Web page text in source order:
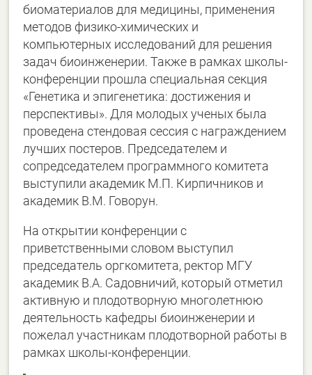
биоматериалов для медицины, применения
методов физико-химических и
компьютерных исследований для решения
задач биоинженерии. Также в рамках школы-
конференции прошла специальная секция
«Генетика и эпигенетика: достижения и
перспективы». Для молодых ученых была
проведена стендовая сессия с награждением
лучших постеров. Председателем и
сопредседателем программного комитета
выступили академик М.П. Кирпичников и
академик В.М. Говорун.
На открытии конференции с
приветственными словом выступил
председатель оргкомитета, ректор МГУ
академик В.А. Садовничий, который отметил
активную и плодотворную многолетнюю
деятельность кафедры биоинженерии и
пожелал участникам плодотворной работы в
рамках школы-конференции.